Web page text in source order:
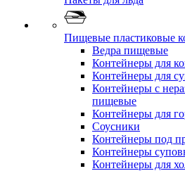
Пищевые пластиковые
Ведра пищевые
Контейнеры для
Контейнеры для
Контейнеры с
пищевые
Контейнеры для
Соусники
Контейнеры под
Контейнеры
Контейнеры для